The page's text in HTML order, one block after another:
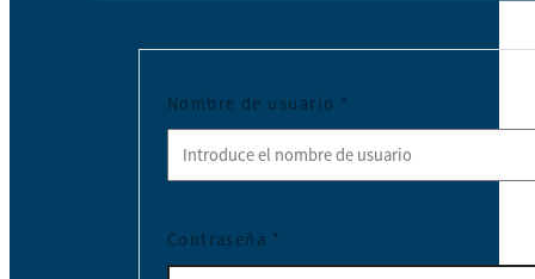
Nombre de usuario *
Contraseña *